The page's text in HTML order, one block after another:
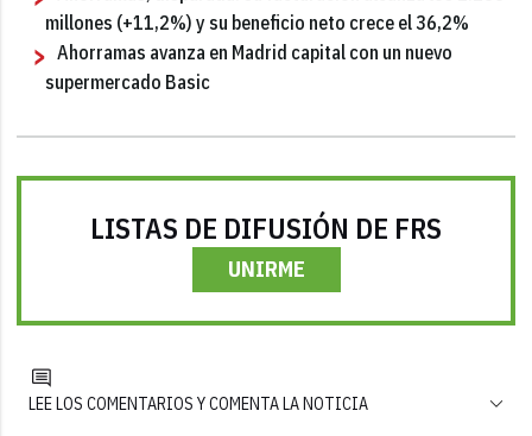
millones (+11,2%) y su beneficio neto crece el 36,2%
Ahorramas avanza en Madrid capital con un nuevo
supermercado Basic
LISTAS DE DIFUSIÓN DE FRS
UNIRME
LEE LOS COMENTARIOS Y COMENTA LA NOTICIA